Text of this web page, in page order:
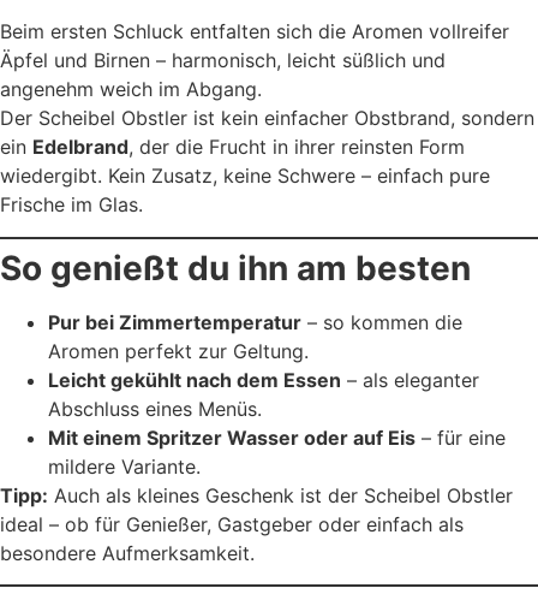
Beim ersten Schluck entfalten sich die Aromen vollreifer
Äpfel und Birnen – harmonisch, leicht süßlich und
angenehm weich im Abgang.
Der Scheibel Obstler ist kein einfacher Obstbrand, sondern
ein Edelbrand, der die Frucht in ihrer reinsten Form
wiedergibt. Kein Zusatz, keine Schwere – einfach pure
Frische im Glas.
So genießt du ihn am besten
Pur bei Zimmertemperatur – so kommen die
Aromen perfekt zur Geltung.
Leicht gekühlt nach dem Essen – als eleganter
Abschluss eines Menüs.
Mit einem Spritzer Wasser oder auf Eis – für eine
mildere Variante.
Tipp: Auch als kleines Geschenk ist der Scheibel Obstler
ideal – ob für Genießer, Gastgeber oder einfach als
besondere Aufmerksamkeit.